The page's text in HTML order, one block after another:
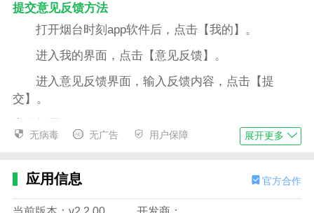
提交意见反馈方法
打开烟台时刻app软件后，点击【我的】。
进入我的界面，点击【意见反馈】。
进入意见反馈界面，输入反馈内容，点击【提
交】。
是的你可以将常用的公交线路添加到收藏夹中，方
便快速查看和使用。
无病毒 无广告 用户保障 展开更多
应用信息 官方合作